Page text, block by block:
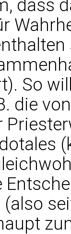
dass
So
die